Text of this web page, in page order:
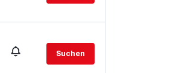
Suchen